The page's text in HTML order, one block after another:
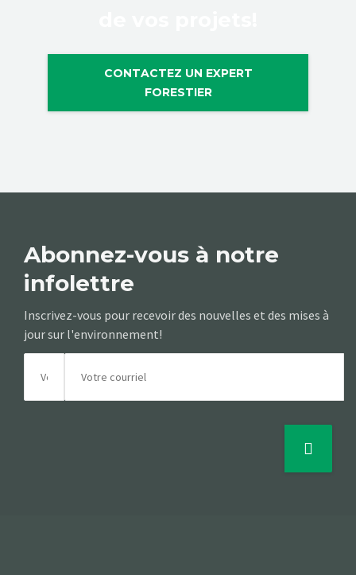
CONTACTEZ UN EXPERT
FORESTIER
Abonnez-vous à notre
infolettre
Inscrivez-vous pour recevoir des nouvelles et des mises à
jour sur l'environnement!